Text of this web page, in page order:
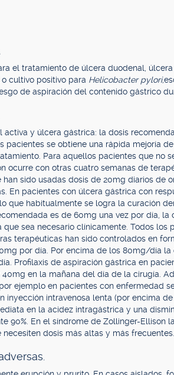
el tratamiento de úlcera duodenal,
cultivo positivo para Helicobacter pylori,
de aspiración del contenido gástrico
activa y úlcera gástrica: la dosis
pacientes se obtiene una rápida mejoría
Para aquellos pacientes que no
ocurre con otras cuatro semanas de
han sido usadas dosis de 20mg diarios de
En pacientes con úlcera gástrica con
que habitualmente se logra la curación
es de 60mg una vez por día,
que sea necesario clínicamente. Todos
terapéuticas han sido controlados en
por día. Por encima de los 80mg/día
Profilaxis de aspiración gástrica en
40mg en la mañana del día de la cirugía.
ejemplo en pacientes con enfermedad
inyección intravenosa lenta (por encima
en la acidez intragástrica y una
90%. En el síndrome de Zollinger-Ellison
dosis más altas y más frecuentes.